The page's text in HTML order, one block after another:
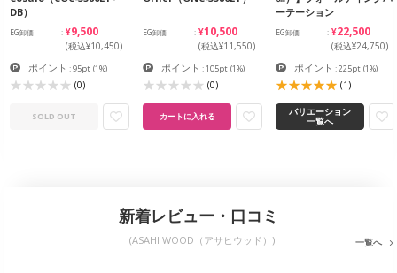
DB）
EG卸価 ¥9,500
(税込¥10,450)
ポイント : 95pt (1%)
(0)
SOLD OUT
EG卸価 ¥10,500
(税込¥11,550)
ポイント : 105pt (1%)
(0)
カートに入れる
ーテーション
EG卸価 ¥22,500
(税込¥24,750)
ポイント : 225pt (1%)
(1)
バリエーション
一覧へ
新着レビュー・口コミ
(ASAHI WOOD（アサヒウッド）) 一覧へ